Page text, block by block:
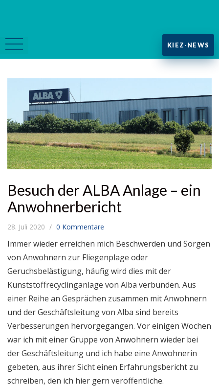
KIEZ-NEWS
Besuch der ALBA Anlage – ein
Anwohnerbericht
28. Juli 2020 0 Kommentare
Immer wieder erreichen mich Beschwerden und Sorgen
von Anwohnern zur Fliegenplage oder
Geruchsbelästigung, häufig wird dies mit der
Kunststoffrecyclinganlage von Alba verbunden. Aus
einer Reihe an Gesprächen zusammen mit Anwohnern
und der Geschäftsleitung von Alba sind bereits
Verbesserungen hervorgegangen. Vor einigen Wochen
war ich mit einer Gruppe von Anwohnern wieder bei
der Geschäftsleitung und ich habe eine Anwohnerin
gebeten, aus ihrer Sicht einen Erfahrungsbericht zu
schreiben, den ich hier gern veröffentliche.